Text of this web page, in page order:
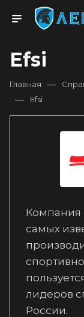
Efsi
Главная —
— Efsi
Компания
самых
лидеров
России.